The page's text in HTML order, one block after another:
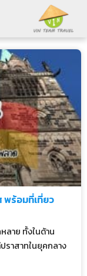
พร้อมที่เที่ยว
ลาย ทั้งในด้าน
ราสาทในยุคกลาง